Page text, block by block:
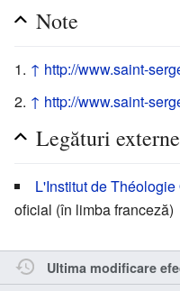
Note
↑ http://www.saint-
↑ http://www.saint-
Legături externe
L'Institut de
oficial (în limba franceză)
Ultima modificare